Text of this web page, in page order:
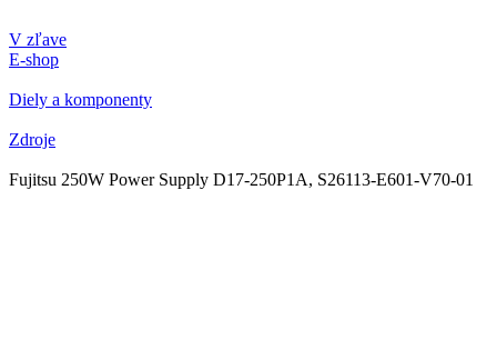
V zľave
E-shop
Diely a komponenty
Zdroje
Fujitsu 250W Power Supply D17-250P1A, S26113-E601-V70-01